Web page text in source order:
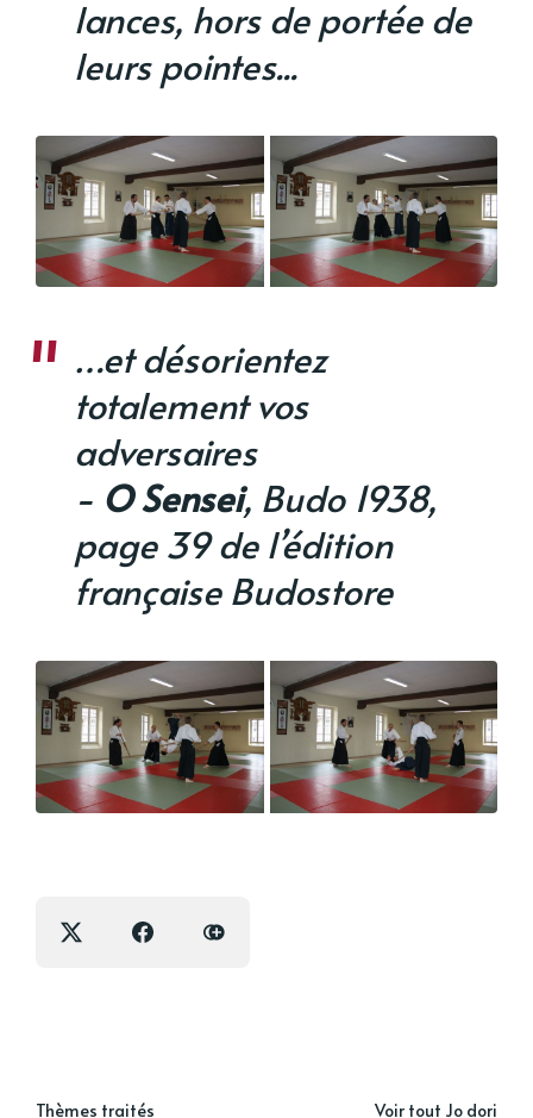
lances, hors de portée de
leurs pointes...
…et désorientez
totalement vos
adversaires
- O Sensei, Budo 1938,
page 39 de l’édition
française Budostore
Thèmes traités Voir tout Jo dori